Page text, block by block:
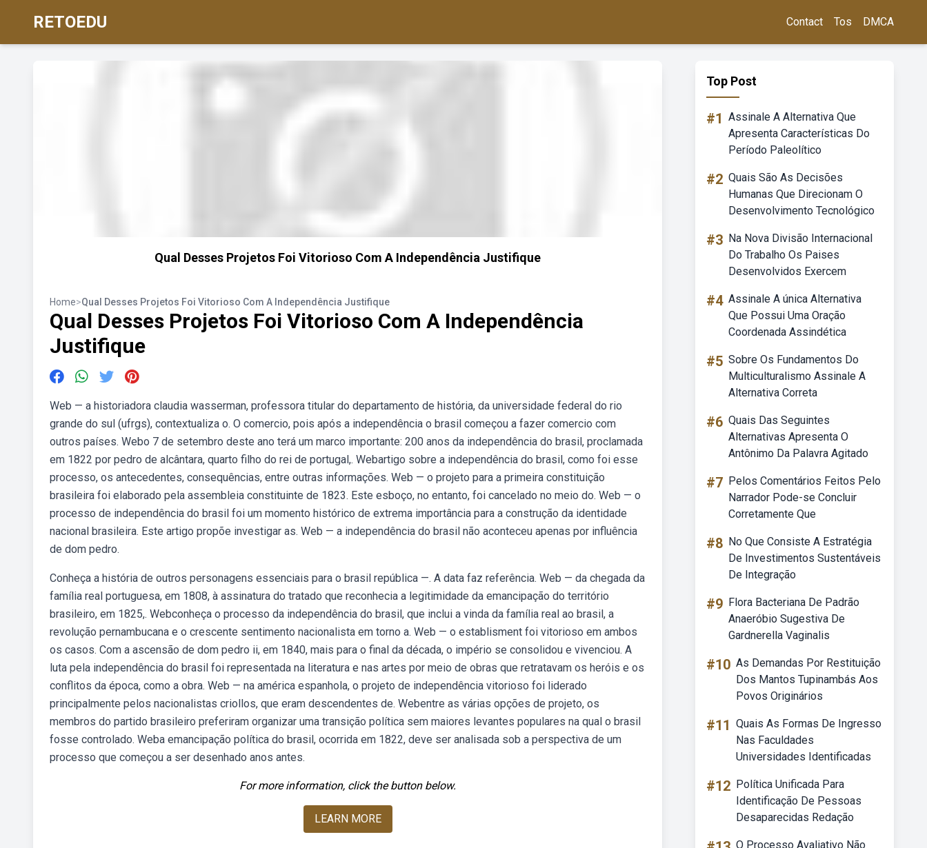
RETOEDU Contact Tos DMCA
Qual Desses Projetos Foi Vitorioso Com A Independência Justifique
Home>Qual Desses Projetos Foi Vitorioso Com A Independência Justifique
Qual Desses Projetos Foi Vitorioso Com A Independência
Justifique
Web — a historiadora claudia wasserman, professora titular do departamento de história, da universidade federal do rio
grande do sul (ufrgs), contextualiza o. O comercio, pois após a independência o brasil começou a fazer comercio com
outros países. Webo 7 de setembro deste ano terá um marco importante: 200 anos da independência do brasil, proclamada
em 1822 por pedro de alcântara, quarto filho do rei de portugal,. Webartigo sobre a independência do brasil, como foi esse
processo, os antecedentes, consequências, entre outras informações. Web — o projeto para a primeira constituição
brasileira foi elaborado pela assembleia constituinte de 1823. Este esboço, no entanto, foi cancelado no meio do. Web — o
processo de independência do brasil foi um momento histórico de extrema importância para a construção da identidade
nacional brasileira. Este artigo propõe investigar as. Web — a independência do brasil não aconteceu apenas por influência
de dom pedro.
Conheça a história de outros personagens essenciais para o brasil república —. A data faz referência. Web — da chegada da
família real portuguesa, em 1808, à assinatura do tratado que reconhecia a legitimidade da emancipação do território
brasileiro, em 1825,. Webconheça o processo da independência do brasil, que inclui a vinda da família real ao brasil, a
revolução pernambucana e o crescente sentimento nacionalista em torno a. Web — o establisment foi vitorioso em ambos
os casos. Com a ascensão de dom pedro ii, em 1840, mais para o final da década, o império se consolidou e vivenciou. A
luta pela independência do brasil foi representada na literatura e nas artes por meio de obras que retratavam os heróis e os
conflitos da época, como a obra. Web — na américa espanhola, o projeto de independência vitorioso foi liderado
principalmente pelos nacionalistas criollos, que eram descendentes de. Webentre as várias opções de projeto, os
membros do partido brasileiro preferiram organizar uma transição política sem maiores levantes populares na qual o brasil
fosse controlado. Weba emancipação política do brasil, ocorrida em 1822, deve ser analisada sob a perspectiva de um
processo que começou a ser desenhado anos antes.
For more information, click the button below.
LEARN MORE
Top Post
#1 Assinale A Alternativa Que
Apresenta Características Do
Período Paleolítico
#2 Quais São As Decisões
Humanas Que Direcionam O
Desenvolvimento Tecnológico
#3 Na Nova Divisão Internacional
Do Trabalho Os Paises
Desenvolvidos Exercem
#4 Assinale A única Alternativa
Que Possui Uma Oração
Coordenada Assindética
#5 Sobre Os Fundamentos Do
Multiculturalismo Assinale A
Alternativa Correta
#6 Quais Das Seguintes
Alternativas Apresenta O
Antônimo Da Palavra Agitado
#7 Pelos Comentários Feitos Pelo
Narrador Pode-se Concluir
Corretamente Que
#8 No Que Consiste A Estratégia
De Investimentos Sustentáveis
De Integração
#9 Flora Bacteriana De Padrão
Anaeróbio Sugestiva De
Gardnerella Vaginalis
#10 As Demandas Por Restituição
Dos Mantos Tupinambás Aos
Povos Originários
#11 Quais As Formas De Ingresso
Nas Faculdades
Universidades Identificadas
#12 Política Unificada Para
Identificação De Pessoas
Desaparecidas Redação
O Processo Avaliativo Não